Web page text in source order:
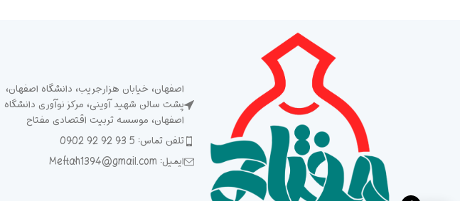
اصفهان، خیابان هزارجریب، دانشگاه اصفهان،
پشت سالن شهید آوینی، مرکز نوآوری دانشگاه
اصفهان، موسسه تربیت اقتصادی مفتاح
تلفن تماس: 5 93 92 92 0902
ایمیل: Meftah1394@gmail.com